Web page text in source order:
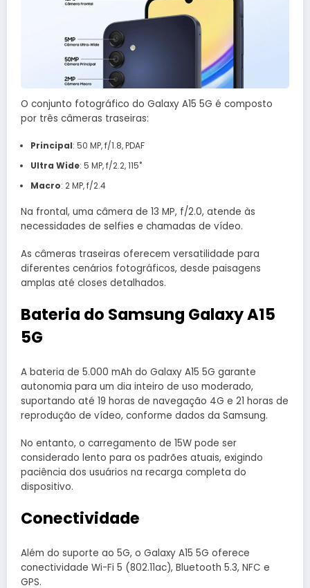
O conjunto fotográfico do Galaxy A15 5G é composto
por três câmeras traseiras:
Principal: 50 MP, f/1.8, PDAF
Ultra Wide: 5 MP, f/2.2, 115˚
Macro: 2 MP, f/2.4
Na frontal, uma câmera de 13 MP, f/2.0, atende às
necessidades de selfies e chamadas de vídeo.
As câmeras traseiras oferecem versatilidade para
diferentes cenários fotográficos, desde paisagens
amplas até closes detalhados.
Bateria do Samsung Galaxy A15
5G
A bateria de 5.000 mAh do Galaxy A15 5G garante
autonomia para um dia inteiro de uso moderado,
suportando até 19 horas de navegação 4G e 21 horas de
reprodução de vídeo, conforme dados da Samsung.
No entanto, o carregamento de 15W pode ser
considerado lento para os padrões atuais, exigindo
paciência dos usuários na recarga completa do
dispositivo.
Conectividade
Além do suporte ao 5G, o Galaxy A15 5G oferece
conectividade Wi-Fi 5 (802.11ac), Bluetooth 5.3, NFC e
GPS.